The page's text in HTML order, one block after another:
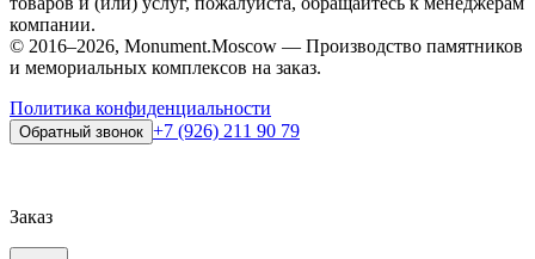
компании.
© 2016–2026, Monument.Moscow — Производство памятников
и мемориальных комплексов на заказ.
Политика конфиденциальности
Обратный звонок +7 (926) 211 90 79
Заказ